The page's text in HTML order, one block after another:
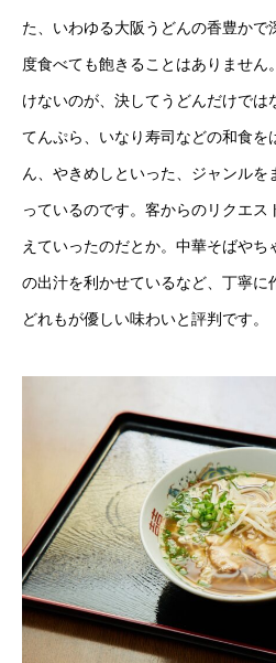
た、いわゆる大阪うどんの香豊か
度食べても飽きることはありませ
けないのが、決してうどんだけで
てんぷら、いなり寿司などの和食を
ん、やきめしといった、ジャンル
っているのです。客からのリクエ
えていったのだとか。中華そばや
の出汁を利かせているなど、丁寧に
どれもが優しい味わいと評判です。